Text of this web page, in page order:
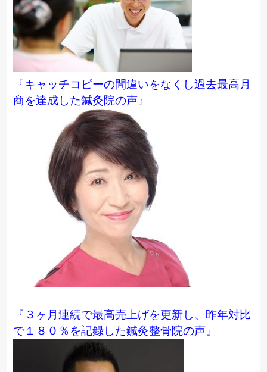
『キャッチコピーの間違いをなくし過去最高月
商を達成した鍼灸院の声』
『３ヶ月連続で最高売上げを更新し、昨年対比
で１８０％を記録した鍼灸整骨院の声』